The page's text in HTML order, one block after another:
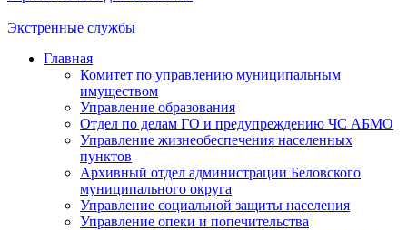
Экстренные службы
Главная
Комитет по управлению муниципальным
имуществом
Управление образования
Отдел по делам ГО и предупреждению ЧС АБМО
Управление жизнеобеспечения населенных
пунктов
Архивный отдел администрации Беловского
муниципального округа
Управление социальной защиты населения
Управление опеки и попечительства